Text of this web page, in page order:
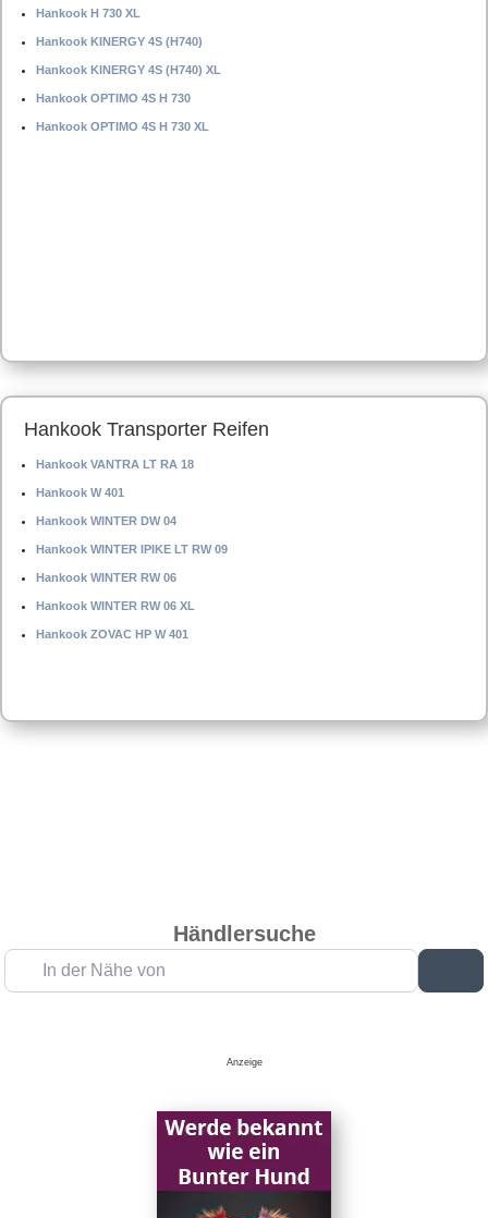
Hankook H 730 XL
Hankook KINERGY 4S (H740)
Hankook KINERGY 4S (H740) XL
Hankook OPTIMO 4S H 730
Hankook OPTIMO 4S H 730 XL
Hankook Transporter Reifen
Hankook VANTRA LT RA 18
Hankook W 401
Hankook WINTER DW 04
Hankook WINTER IPIKE LT RW 09
Hankook WINTER RW 06
Hankook WINTER RW 06 XL
Hankook ZOVAC HP W 401
Händlersuche
In der Nähe von
Anzeige